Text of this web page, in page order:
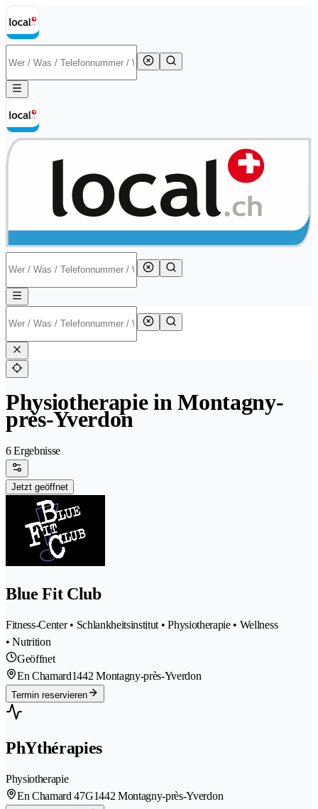
Physiotherapie in Montagny-
près-Yverdon
6 Ergebnisse
Jetzt geöffnet
Blue Fit Club
Fitness-Center • Schlankheitsinstitut • Physiotherapie • Wellness
• Nutrition
Geöffnet
En Chamard1442 Montagny-près-Yverdon
Termin reservieren
PhYthérapies
Physiotherapie
En Chamard 47G1442 Montagny-près-Yverdon